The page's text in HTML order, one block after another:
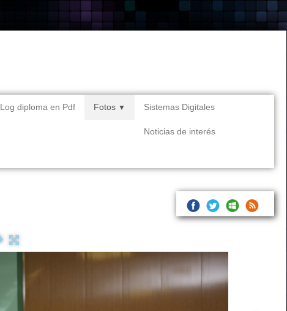
Log diploma en Pdf Fotos ▼ Sistemas Digitales
Noticias de interés